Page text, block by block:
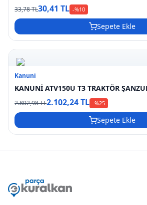
33,78 TL30,41 TL -%10
Sepete Ekle
Kanuni
KANUNİ ATV150U T3 TRAKTÖR
2.802,98 TL2.102,24 TL -%25
Sepete Ekle